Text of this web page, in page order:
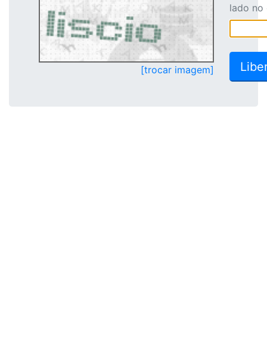
[trocar imagem]
lado no